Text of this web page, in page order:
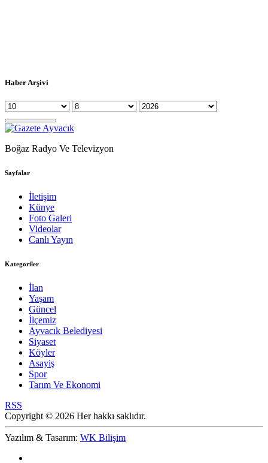
Haber Arşivi
Boğaz Radyo Ve Televizyon
Sayfalar
İletişim
Künye
Foto Galeri
Videolar
Canlı Yayın
Kategoriler
İlan
Yaşam
Güncel
İlçemiz
Ayvacık Belediyesi
Siyaset
Köyler
Asayiş
Spor
Tarım Ve Ekonomi
RSS
Copyright © 2026 Her hakkı saklıdır.
Yazılım & Tasarım: WK Bilişim